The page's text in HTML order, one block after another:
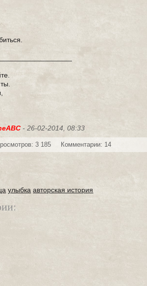
- 26-02-2014, 08:33
3 185 Комментарии: 14
улыбка авторская история